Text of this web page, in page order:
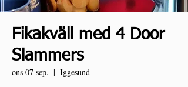
Fikakväll med 4 Door
Slammers
ons 07 sep.
  |
Iggesund